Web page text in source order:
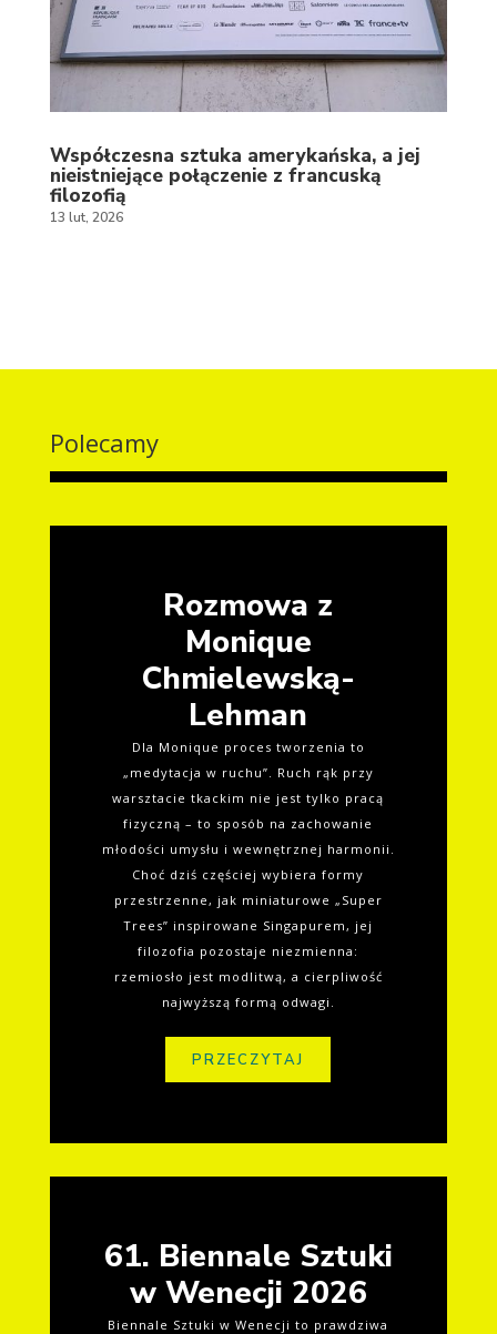
Współczesna sztuka amerykańska, a jej
nieistniejące połączenie z francuską
filozofią
13 lut, 2026
Polecamy
Rozmowa z
Monique
Chmielewską-
Lehman
Dla Monique proces tworzenia to
„medytacja w ruchu”. Ruch rąk przy
warsztacie tkackim nie jest tylko pracą
fizyczną – to sposób na zachowanie
młodości umysłu i wewnętrznej harmonii.
Choć dziś częściej wybiera formy
przestrzenne, jak miniaturowe „Super
Trees” inspirowane Singapurem, jej
filozofia pozostaje niezmienna:
rzemiosło jest modlitwą, a cierpliwość
najwyższą formą odwagi.
PRZECZYTAJ
61. Biennale Sztuki
w Wenecji 2026
Biennale Sztuki w Wenecji to prawdziwa